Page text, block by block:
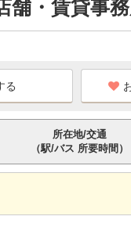
舗・賃貸事
所在地/交通
（駅/バス 所要時間）